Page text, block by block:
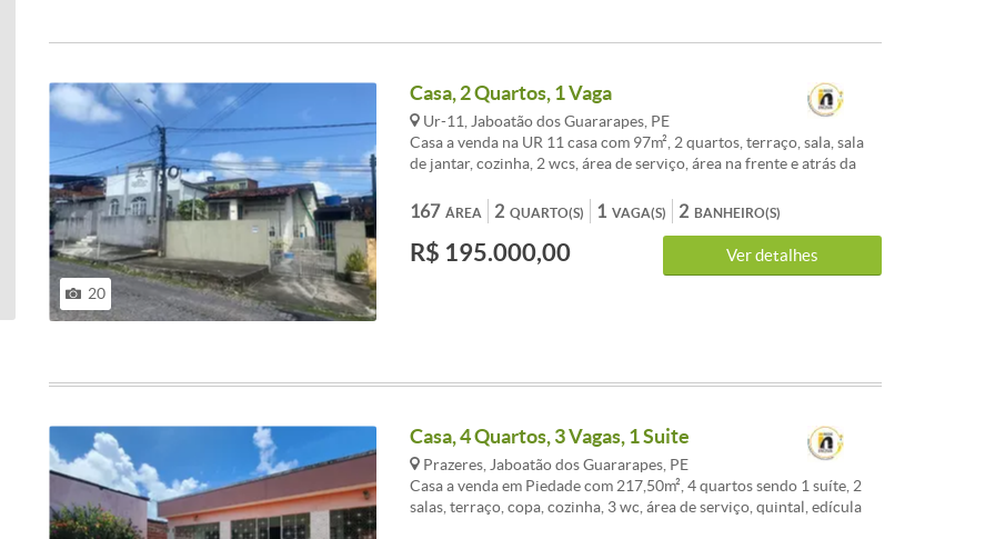
20
Casa, 2 Quartos, 1 Vaga
Ur-11, Jaboatão dos Guararapes, PE
Casa a venda na UR 11 casa com 97m², 2 quartos, terraço, sala, sala
de jantar, cozinha, 2 wcs, área de serviço, área na frente e atrás da
<br />Destaque da semana: Casa à venda localizado(a) em Ur-11,
Jaboatão dos Guararapes.<br /><br />O imóvel apresenta 2
dormitórios, 2 banheiros, 1 vagas de garagem e área total de 167m².
Uma excelente escolha para quem valoriza localização e qualidade de
ÁREA
167 QUARTO(S)
2 VAGA(S)
1 BANHEIRO(S)
2
R$ 195.000,00 Ver detalhes
Casa, 4 Quartos, 3 Vagas, 1 Suite
Prazeres, Jaboatão dos Guararapes, PE
Casa a venda em Piedade com 217,50m², 4 quartos sendo 1 suíte, 2
salas, terraço, copa, cozinha, 3 wc, área de serviço, quintal, edícula